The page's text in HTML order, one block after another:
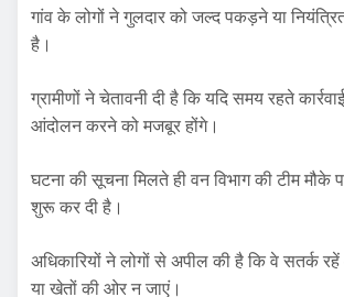
गांव के लोगों ने गुलदार को जल्द पकड़ने या
है।
ग्रामीणों ने चेतावनी दी है कि यदि समय रहते
आंदोलन करने को मजबूर होंगे।
घटना की सूचना मिलते ही वन विभाग की टीम मौके
शुरू कर दी है।
अधिकारियों ने लोगों से अपील की है कि वे सतर्क
या खेतों की ओर न जाएं।